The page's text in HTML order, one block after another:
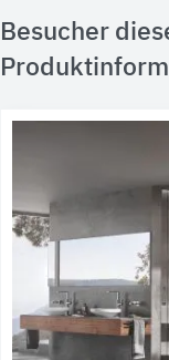
Besucher